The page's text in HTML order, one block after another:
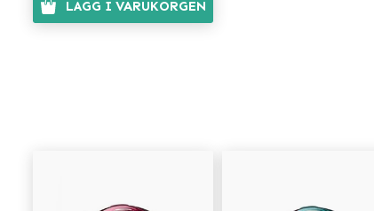
LÄGG I VARUKORGEN